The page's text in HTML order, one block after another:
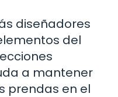
diseñadores
del
a mantener
prendas en el